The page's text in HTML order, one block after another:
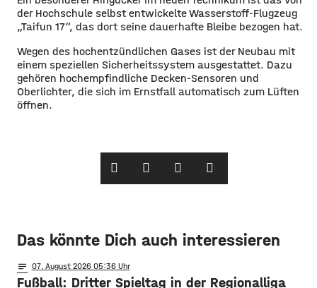
der Hochschule selbst entwickelte Wasserstoff-Flugzeug
„Taifun 17“, das dort seine dauerhafte Bleibe bezogen hat.
Wegen des hochentzündlichen Gases ist der Neubau mit
einem speziellen Sicherheitssystem ausgestattet. Dazu
gehören hochempfindliche Decken-Sensoren und
Oberlichter, die sich im Ernstfall automatisch zum Lüften
öffnen.
Das könnte Dich auch interessieren
notes 07. August 2026 05:36
Fußball: Dritter Spieltag in der Regionalliga